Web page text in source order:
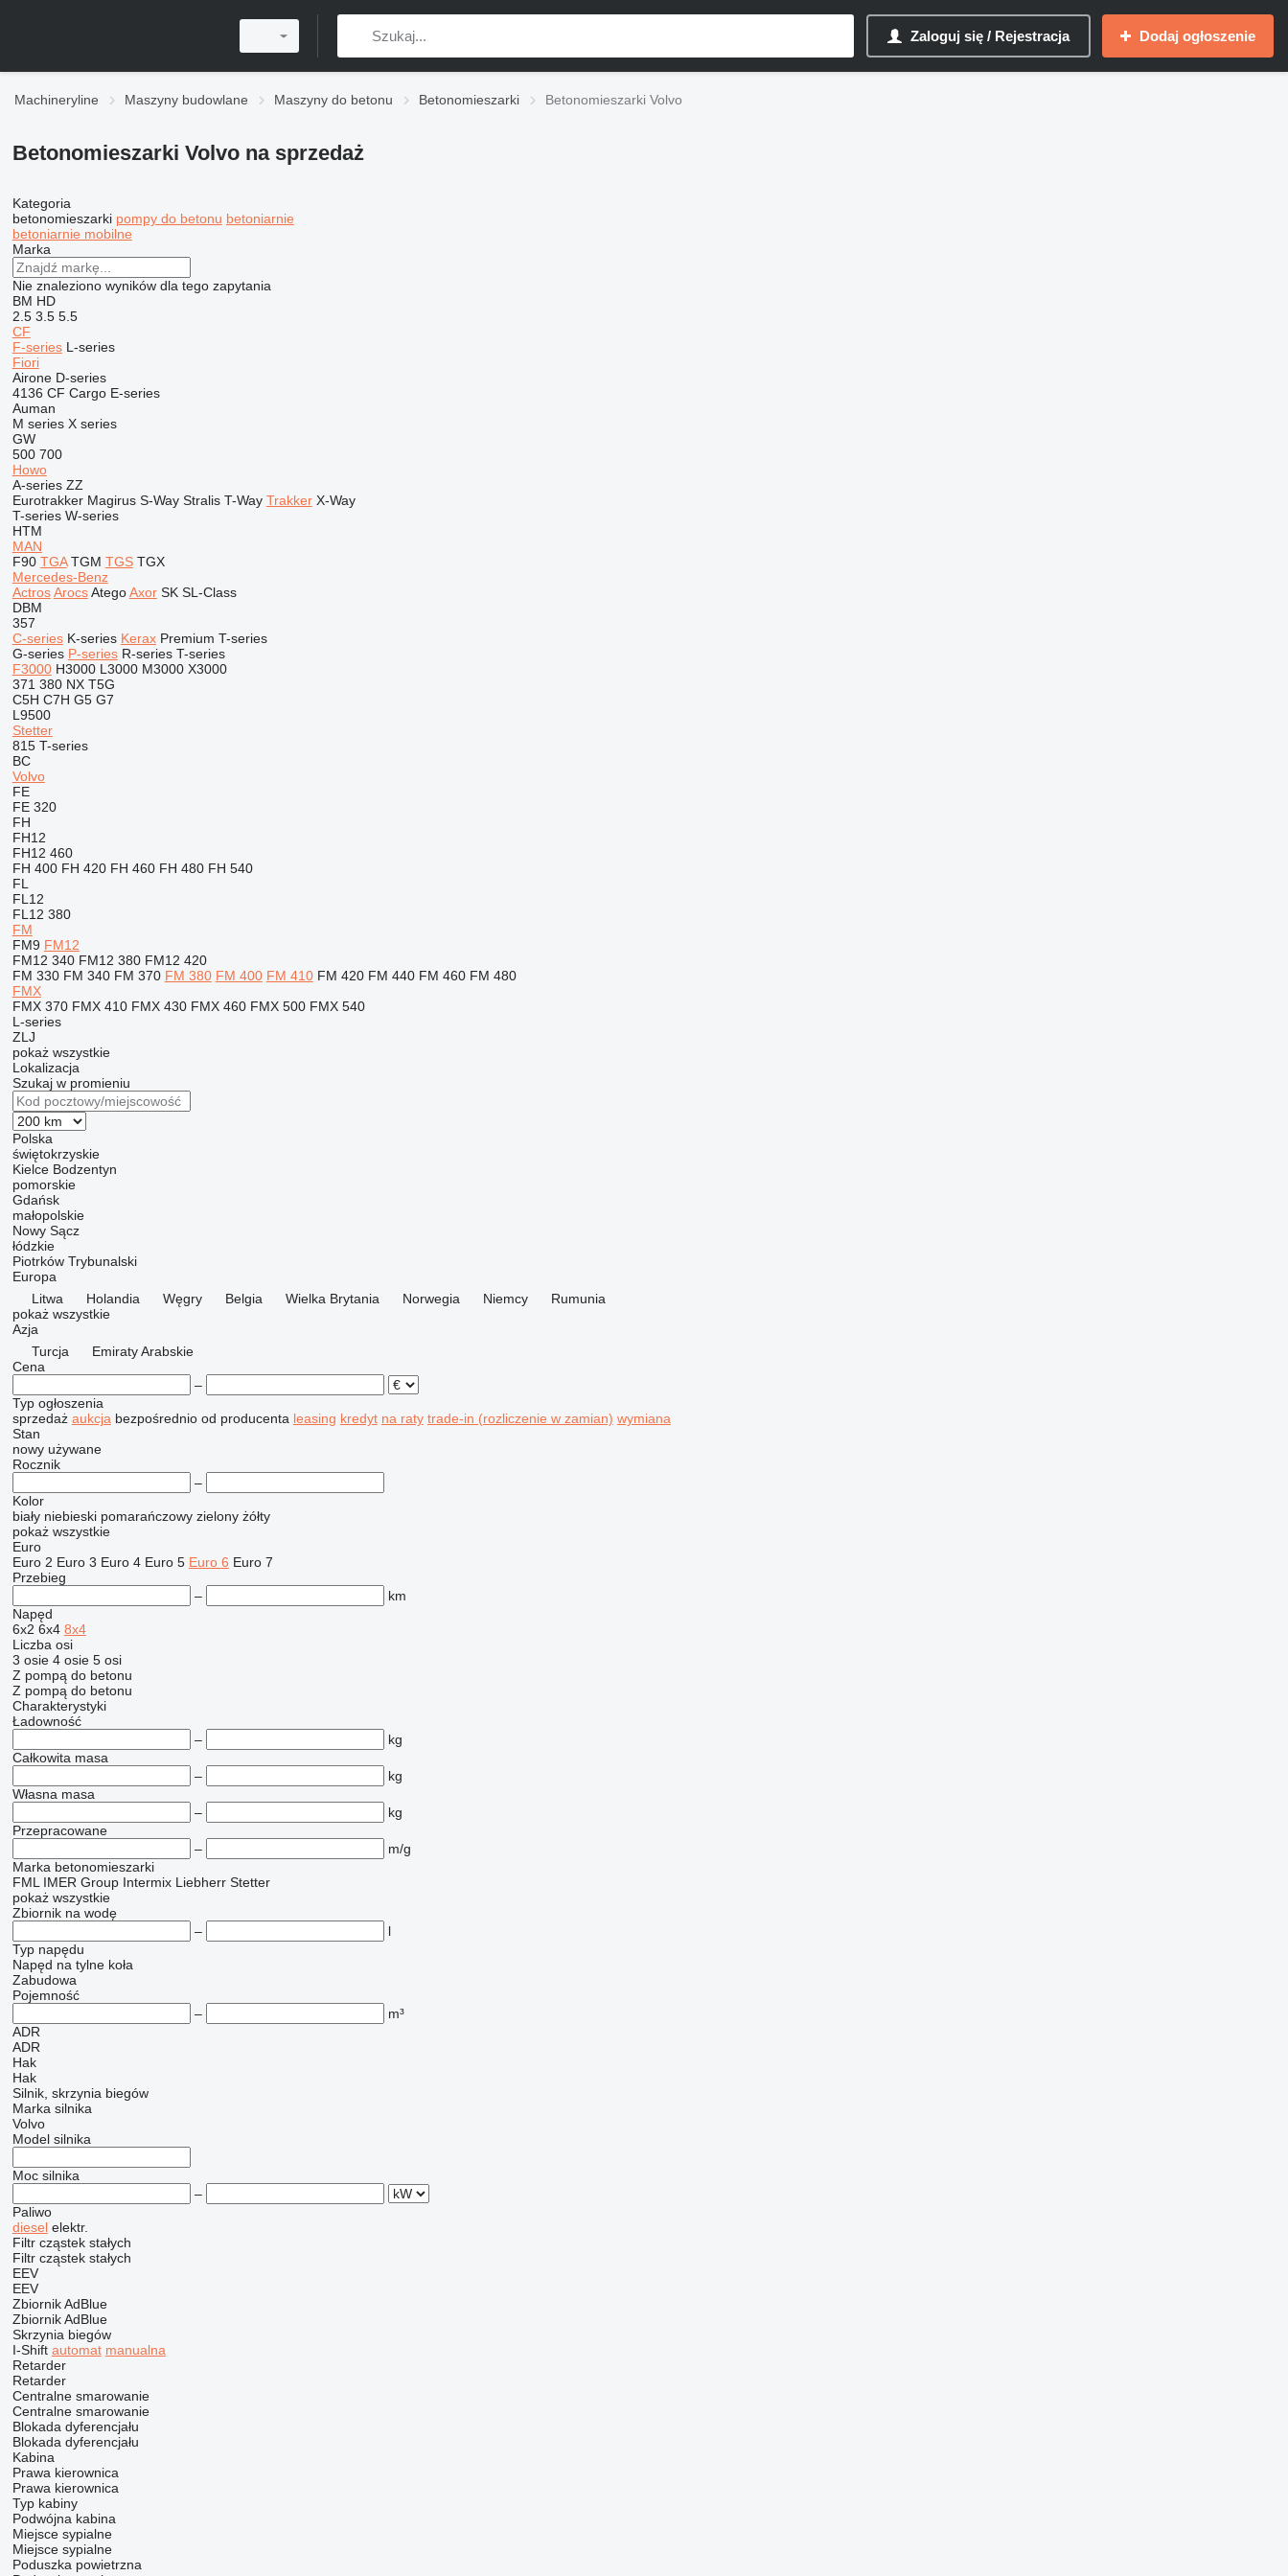
Zaloguj się / Rejestracja Dodaj ogłoszenie
Machineryline Maszyny budowlane Maszyny do betonu Betonomieszarki Betonomieszarki Volvo
Betonomieszarki Volvo na sprzedaż
Kategoria
betonomieszarki pompy do betonu betoniarnie
betoniarnie mobilne
Marka
Nie znaleziono wyników dla tego zapytania
BM HD
2.5 3.5 5.5
CF
F-series L-series
Fiori
Airone D-series
4136 CF Cargo E-series
Auman
M series X series
GW
500 700
Howo
A-series ZZ
Eurotrakker Magirus S-Way Stralis T-Way Trakker X-Way
T-series W-series
HTM
MAN
F90 TGA TGM TGS TGX
Mercedes-Benz
Actros Arocs Atego Axor SK SL-Class
DBM
357
C-series K-series Kerax Premium T-series
G-series P-series R-series T-series
F3000 H3000 L3000 M3000 X3000
371 380 NX T5G
C5H C7H G5 G7
L9500
Stetter
815 T-series
BC
Volvo
FE
FE 320
FH
FH12
FH12 460
FH 400 FH 420 FH 460 FH 480 FH 540
FL
FL12
FL12 380
FM
FM9 FM12
FM12 340 FM12 380 FM12 420
FM 330 FM 340 FM 370 FM 380 FM 400 FM 410 FM 420 FM 440 FM 460 FM 480
FMX
FMX 370 FMX 410 FMX 430 FMX 460 FMX 500 FMX 540
L-series
ZLJ
pokaż wszystkie
Lokalizacja
Szukaj w promieniu
Polska
świętokrzyskie
Kielce Bodzentyn
pomorskie
Gdańsk
małopolskie
Nowy Sącz
łódzkie
Piotrków Trybunalski
Europa
Litwa
Holandia Węgry Belgia Wielka Brytania Norwegia Niemcy
Rumunia
pokaż wszystkie
Azja
Turcja
Emiraty Arabskie
Cena
–
Typ ogłoszenia
sprzedaż aukcja bezpośrednio od producenta leasing kredyt na raty trade-in (rozliczenie w zamian) wymiana
Stan
nowy używane
Rocznik
–
Kolor
biały niebieski pomarańczowy zielony żółty
pokaż wszystkie
Euro
Euro 2 Euro 3 Euro 4 Euro 5 Euro 6 Euro 7
Przebieg
–
km
Napęd
6x2 6x4 8x4
Liczba osi
3 osie 4 osie 5 osi
Z pompą do betonu
Z pompą do betonu
Charakterystyki
Ładowność
–
kg
Całkowita masa
–
kg
Własna masa
–
kg
Przepracowane
–
m/g
Marka betonomieszarki
FML IMER Group Intermix Liebherr Stetter
pokaż wszystkie
Zbiornik na wodę
–
l
Typ napędu
Napęd na tylne koła
Zabudowa
Pojemność
–
m³
ADR
ADR
Hak
Hak
Silnik, skrzynia biegów
Marka silnika
Volvo
Model silnika
Moc silnika
–
Paliwo
diesel elektr.
Filtr cząstek stałych
Filtr cząstek stałych
EEV
EEV
Zbiornik AdBlue
Zbiornik AdBlue
Skrzynia biegów
I-Shift automat manualna
Retarder
Retarder
Centralne smarowanie
Centralne smarowanie
Blokada dyferencjału
Blokada dyferencjału
Kabina
Prawa kierownica
Prawa kierownica
Typ kabiny
Podwójna kabina
Miejsce sypialne
Miejsce sypialne
Poduszka powietrzna